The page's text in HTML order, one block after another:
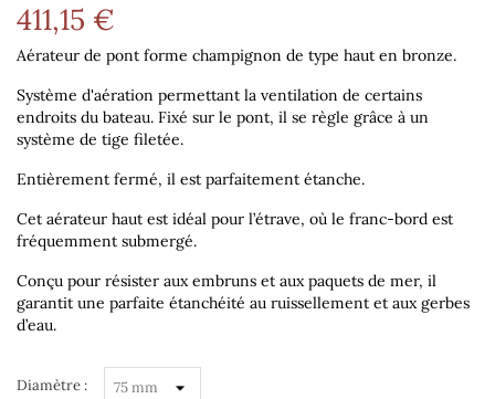
411,15 €
Aérateur de pont forme champignon de type haut en bronze.
Système d'aération permettant la ventilation de certains
endroits du bateau. Fixé sur le pont, il se règle grâce à un
système de tige filetée.
Entièrement fermé, il est parfaitement étanche.
Cet aérateur haut est idéal pour l’étrave, où le franc-bord est
fréquemment submergé.
Conçu pour résister aux embruns et aux paquets de mer, il
garantit une parfaite étanchéité au ruissellement et aux gerbes
d’eau.
Diamètre :